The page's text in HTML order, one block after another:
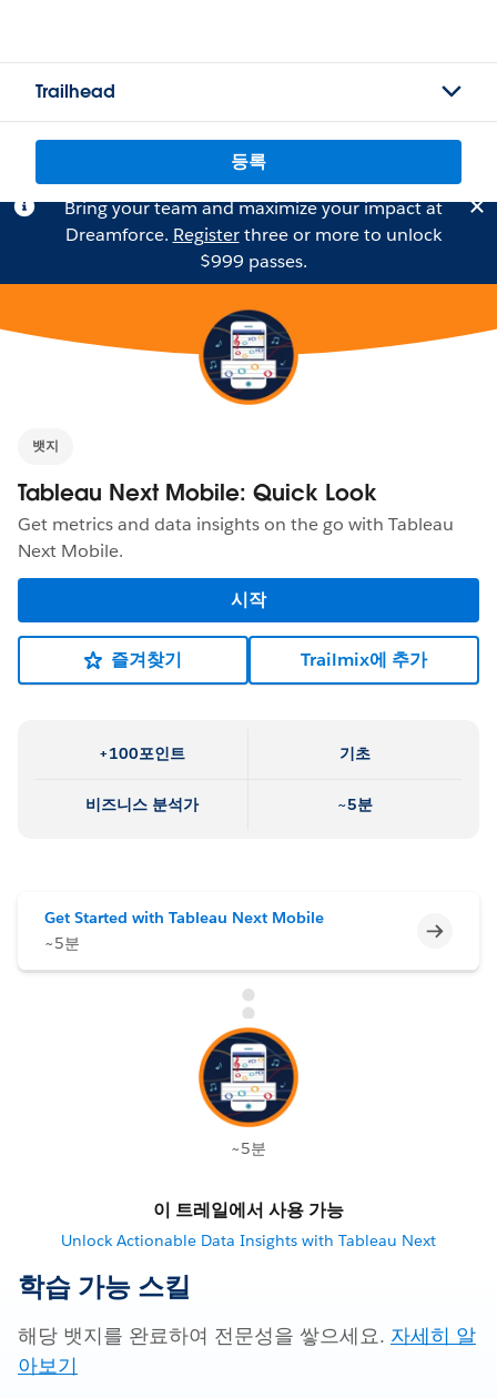
Trailhead
등록
Bring your team and maximize your impact at
Dreamforce. Registerthree or more to unlock
$999 passes.
뱃지
Tableau Next Mobile: Quick Look
Get metrics and data insights on the go with Tableau
Next Mobile.
시작
즐겨찾기 Trailmix에 추가
+100포인트 기초
비즈니스 분석가 ~5분
Get Started with Tableau Next Mobile
~5분
미완료
~5분
이 트레일에서 사용 가능
Unlock Actionable Data Insights with Tableau Next
학습 가능 스킬
해당 뱃지를 완료하여 전문성을 쌓으세요. 자세히 알
아보기